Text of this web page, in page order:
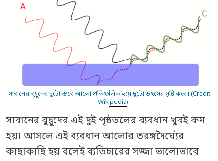
সাবানের বুদ্বুদের দুটো স্তরে আলো প্রতিফলিত হয়ে দুটো উৎসের সৃষ্টি করে। (Credit
— Wikipedia)
সাবানের বুদ্বুদের এই দুই পৃষ্ঠতলের ব্যবধান খুবই কম
হয়। আসলে এই ব্যবধান আলোর তরঙ্গদৈর্ঘ্যের
কাছাকাছি হয় বলেই ব্যতিচারের সজ্জা ভালোভাবে